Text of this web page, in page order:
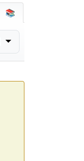
📚